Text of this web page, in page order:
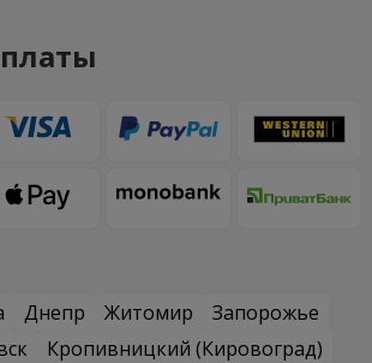
Днепр Житомир
Запорожье
Кропивницкий (Кировоград)